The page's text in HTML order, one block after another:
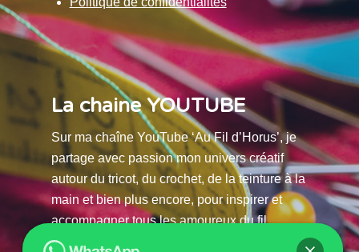
La chaine YOUTUBE
Sur ma chaîne YouTube ‘Au Fil d’Horus’, je
partage avec passion mon univers créatif
autour du tricot, du crochet, de la teinture à la
main et bien plus encore, pour inspirer et
accompagner tous les amoureux du fil.